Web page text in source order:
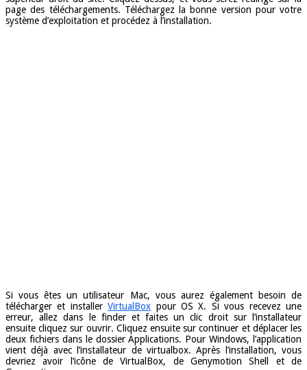
page des téléchargements. Téléchargez la bonne version pour votre
système d’exploitation et procédez à l’installation.
Si vous êtes un utilisateur Mac, vous aurez également besoin de
télécharger et installerVirtualBox pour OS X. Si vous recevez une
erreur, allez dans le finder et faites un clic droit sur l’installateur
ensuite cliquez sur ouvrir. Cliquez ensuite sur continuer et déplacer les
deux fichiers dans le dossier Applications. Pour Windows, l’application
vient déjà avec l’installateur de virtualbox. Après l’installation, vous
devriez avoir l’icône de VirtualBox, de Genymotion Shell et de